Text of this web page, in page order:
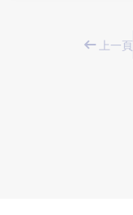
上一頁